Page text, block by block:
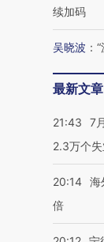
续加码
吴晓波 ：
最新文章
21:43
7
2.3万个
20:14 海
倍